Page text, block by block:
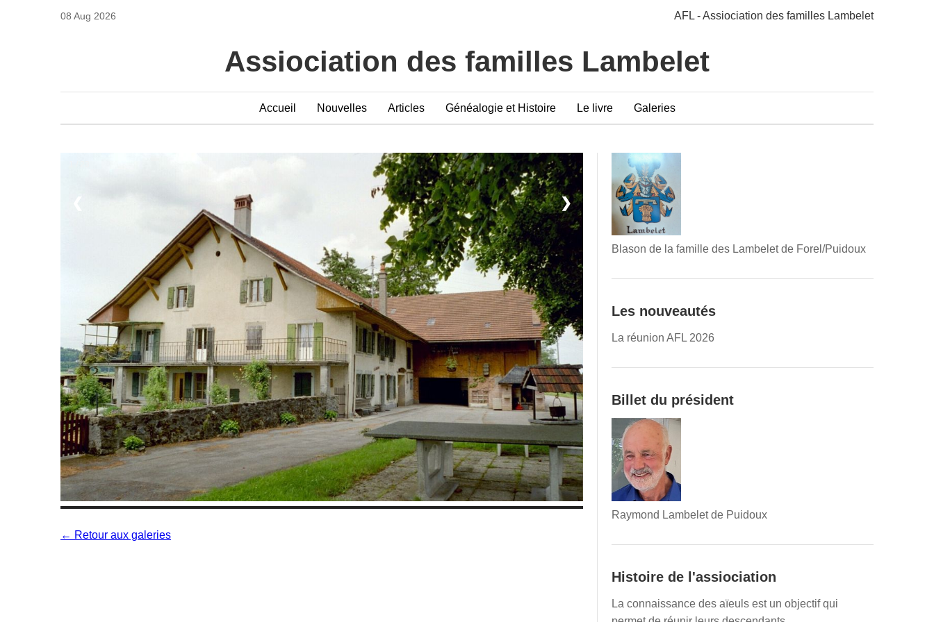
08 Aug 2026 AFL - Assiociation des familles Lambelet
Assiociation des familles Lambelet
Accueil Nouvelles Articles Généalogie et Histoire Le livre Galeries
❯
← Retour aux galeries
Blason de la famille des Lambelet de Forel/Puidoux
Les nouveautés
La réunion AFL 2026
Billet du président
Raymond Lambelet de Puidoux
Histoire de l'assiociation
La connaissance des aïeuls est un objectif qui